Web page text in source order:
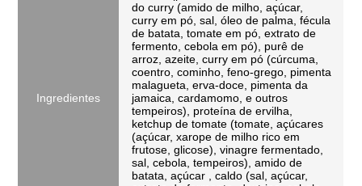
Ingredientes
do curry (amido de milho, açúcar,
curry em pó, sal, óleo de palma, fécula
de batata, tomate em pó, extrato de
fermento, cebola em pó), purê de
arroz, azeite, curry em pó (cúrcuma,
coentro, cominho, feno-grego, pimenta
malagueta, erva-doce, pimenta da
jamaica, cardamomo, e outros
tempeiros), proteína de ervilha,
ketchup de tomate (tomate, açúcares
(açúcar, xarope de milho rico em
frutose, glicose), vinagre fermentado,
sal, cebola, tempeiros), amido de
batata, açúcar , caldo (sal, açúcar,